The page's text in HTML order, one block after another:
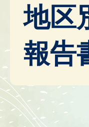
地区
報告